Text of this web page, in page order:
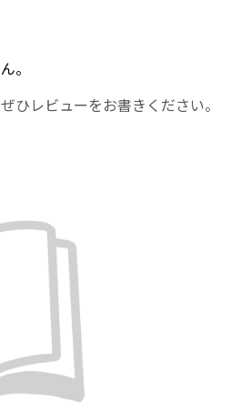
。
ひレビューをお書きください。